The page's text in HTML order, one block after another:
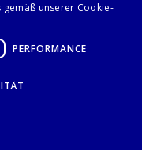
gemäß unserer Cookie-
PERFORMANCE